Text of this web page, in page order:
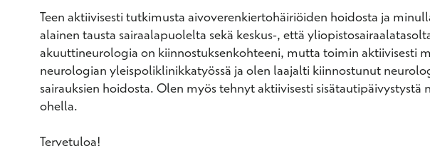
Teen aktiivisesti tutkimusta aivoverenkiertohäiriöiden hoidosta ja
alainen tausta sairaalapuolelta sekä keskus-, että
akuuttineurologia on kiinnostuksenkohteeni, mutta toimin aktiivisesti
neurologian yleispoliklinikkatyössä ja olen laajalti kiinnostunut
sairauksien hoidosta. Olen myös tehnyt aktiivisesti sisätautipäivystystä
ohella.
Tervetuloa!